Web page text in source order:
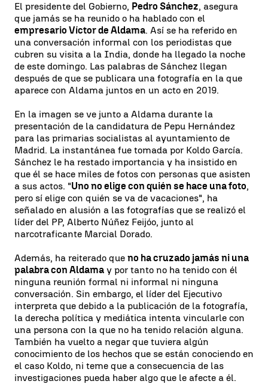
El presidente del Gobierno, Pedro Sánchez, asegura
que jamás se ha reunido o ha hablado con el
empresario Víctor de Aldama. Así se ha referido en
una conversación informal con los periodistas que
cubren su visita a la India, donde ha llegado la noche
de este domingo. Las palabras de Sánchez llegan
después de que se publicara una fotografía en la que
aparece con Aldama juntos en un acto en 2019.
En la imagen se ve junto a Aldama durante la
presentación de la candidatura de Pepu Hernández
para las primarias socialistas al ayuntamiento de
Madrid. La instantánea fue tomada por Koldo García.
Sánchez le ha restado importancia y ha insistido en
que él se hace miles de fotos con personas que asisten
a sus actos. "Uno no elige con quién se hace una foto,
pero sí elige con quién se va de vacaciones", ha
señalado en alusión a las fotografías que se realizó el
líder del PP, Alberto Núñez Feijóo, junto al
narcotraficante Marcial Dorado.
Además, ha reiterado que no ha cruzado jamás ni una
palabra con Aldama y por tanto no ha tenido con él
ninguna reunión formal ni informal ni ninguna
conversación. Sin embargo, el líder del Ejecutivo
interpreta que debido a la publicación de la fotografía,
la derecha política y mediática intenta vincularle con
una persona con la que no ha tenido relación alguna.
También ha vuelto a negar que tuviera algún
conocimiento de los hechos que se están conociendo en
el caso Koldo, ni teme que a consecuencia de las
investigaciones pueda haber algo que le afecte a él.